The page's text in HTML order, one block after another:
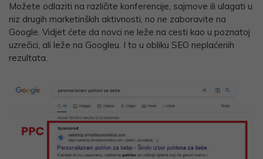
Možete odlaziti na različite konferencije, sajmove ili ulagati u
niz drugih marketinških aktivnosti, no ne zaboravite na
Google. Vidjet ćete da novci ne leže na cesti kao u poznatoj
uzrečici, ali leže na Googleu. I to u obliku SEO neplaćenih
rezultata.